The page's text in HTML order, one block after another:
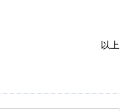
以上